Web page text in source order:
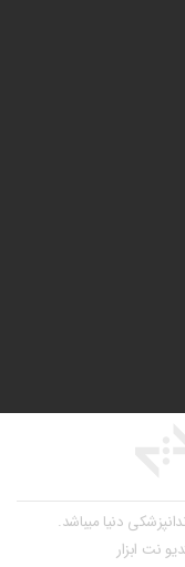
دنیا میباشد.
نت ابزار